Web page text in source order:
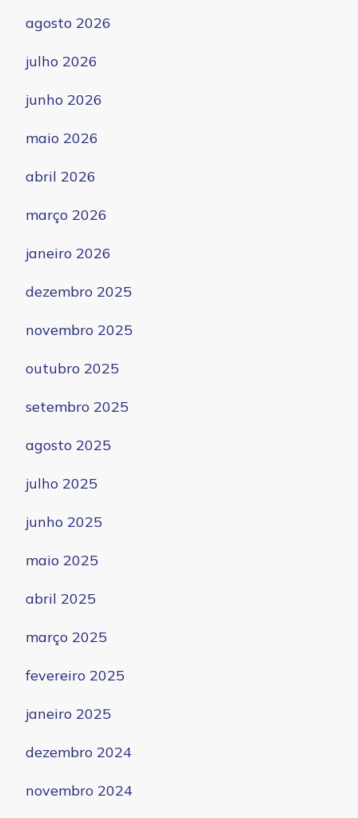
agosto 2026
julho 2026
junho 2026
maio 2026
abril 2026
março 2026
janeiro 2026
dezembro 2025
novembro 2025
outubro 2025
setembro 2025
agosto 2025
julho 2025
junho 2025
maio 2025
abril 2025
março 2025
fevereiro 2025
janeiro 2025
dezembro 2024
novembro 2024